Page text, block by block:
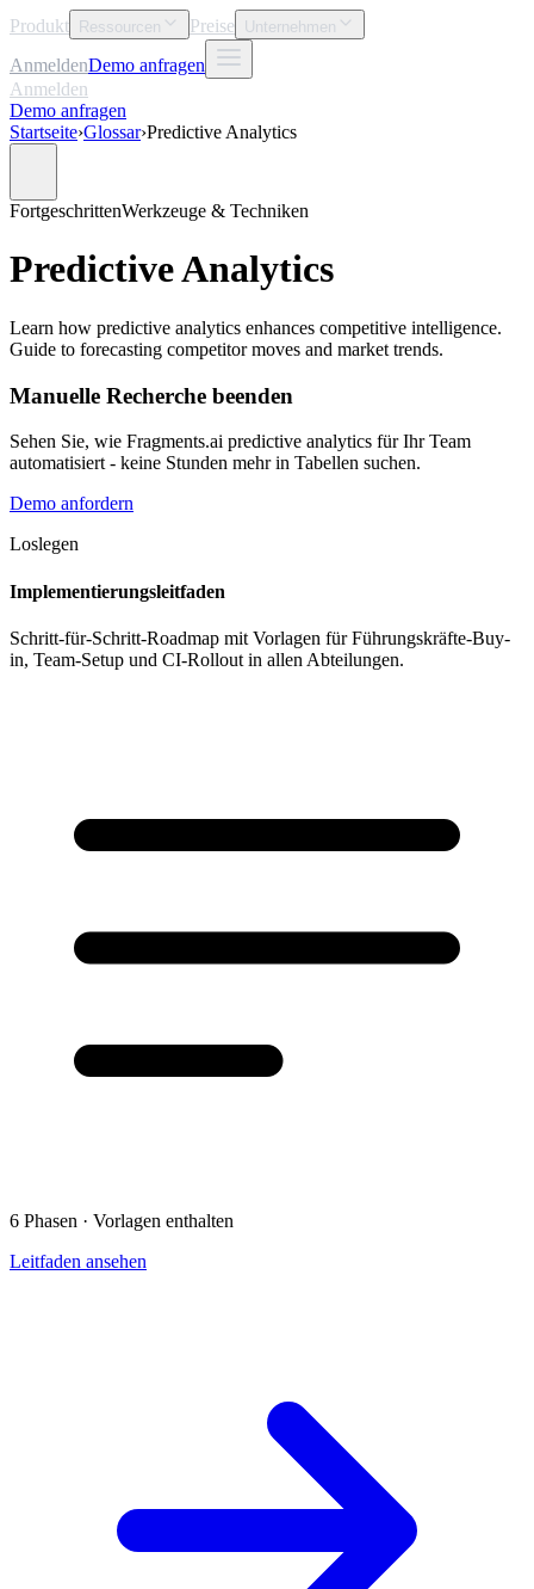
Produkt Ressourcen Preise Unternehmen
AnmeldenDemo anfragen
Anmelden
Demo anfragen
Startseite›Glossar›Predictive Analytics
FortgeschrittenWerkzeuge & Techniken
Predictive Analytics
Learn how predictive analytics enhances competitive intelligence.
Guide to forecasting competitor moves and market trends.
Manuelle Recherche beenden
Sehen Sie, wie Fragments.ai predictive analytics für Ihr Team
automatisiert - keine Stunden mehr in Tabellen suchen.
Demo anfordern
Loslegen
Implementierungsleitfaden
Schritt-für-Schritt-Roadmap mit Vorlagen für Führungskräfte-Buy-
in, Team-Setup und CI-Rollout in allen Abteilungen.
6 Phasen · Vorlagen enthalten
Leitfaden ansehen